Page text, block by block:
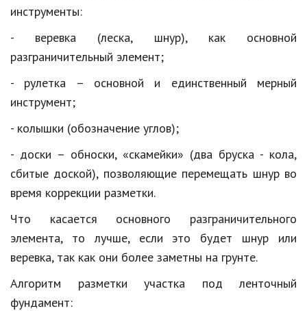
Творчество и рукоделие
Разное
Работа и бизнес
Животные
Еда и напитки
Праздники и подарки
Кинематограф
Семья и дети
Путешествия
Строительство
инструменты:
- веревка (леска, шнур), как основной
разграничительный элемент;
- рулетка – основной и единственный мерный
инструмент;
- колышки (обозначение углов);
- доски – обноски, «скамейки» (два бруска - кола,
сбитые доской), позволяющие перемещать шнур во
время коррекции разметки.
Что касается основного разграничительного
элемента, то лучше, если это будет шнур или
веревка, так как они более заметны на грунте.
Алгоритм разметки участка под ленточный
фундамент: